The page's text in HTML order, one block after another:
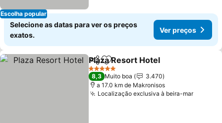
Escolha popular
Selecione as datas para ver os preços
exatos.
Ver preços
PartilharAdicionar aos favoritos
Plaza Resort Hotel
5 Estrelas
8,3 Muito boa
3.470
a 17.0 km de Makronisos
Localização exclusiva à beira-mar